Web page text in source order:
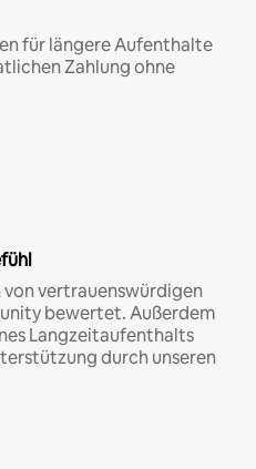
für längere Aufenthalte
Zahlung ohne
vertrauenswürdigen
bewertet. Außerdem
Langzeitaufenthalts
durch unseren